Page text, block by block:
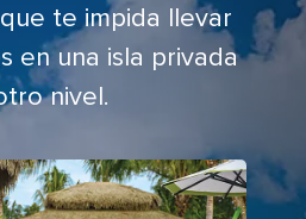
te impida llevar
en una isla privada
nivel.